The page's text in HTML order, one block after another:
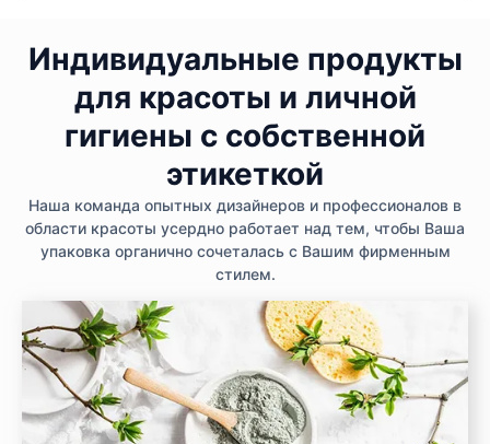
Индивидуальные продукты
для красоты и личной
гигиены с собственной
этикеткой
Наша команда опытных дизайнеров и профессионалов в
области красоты усердно работает над тем, чтобы Ваша
упаковка органично сочеталась с Вашим фирменным
стилем.